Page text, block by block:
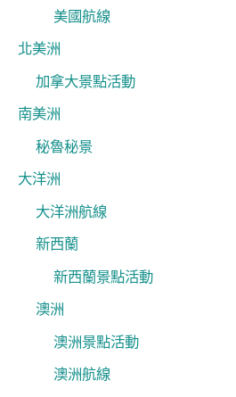
美國航線
北美洲
加拿大景點活動
南美洲
秘魯秘景
大洋洲
大洋洲航線
新西蘭
新西蘭景點活動
澳洲
澳洲景點活動
澳洲航線